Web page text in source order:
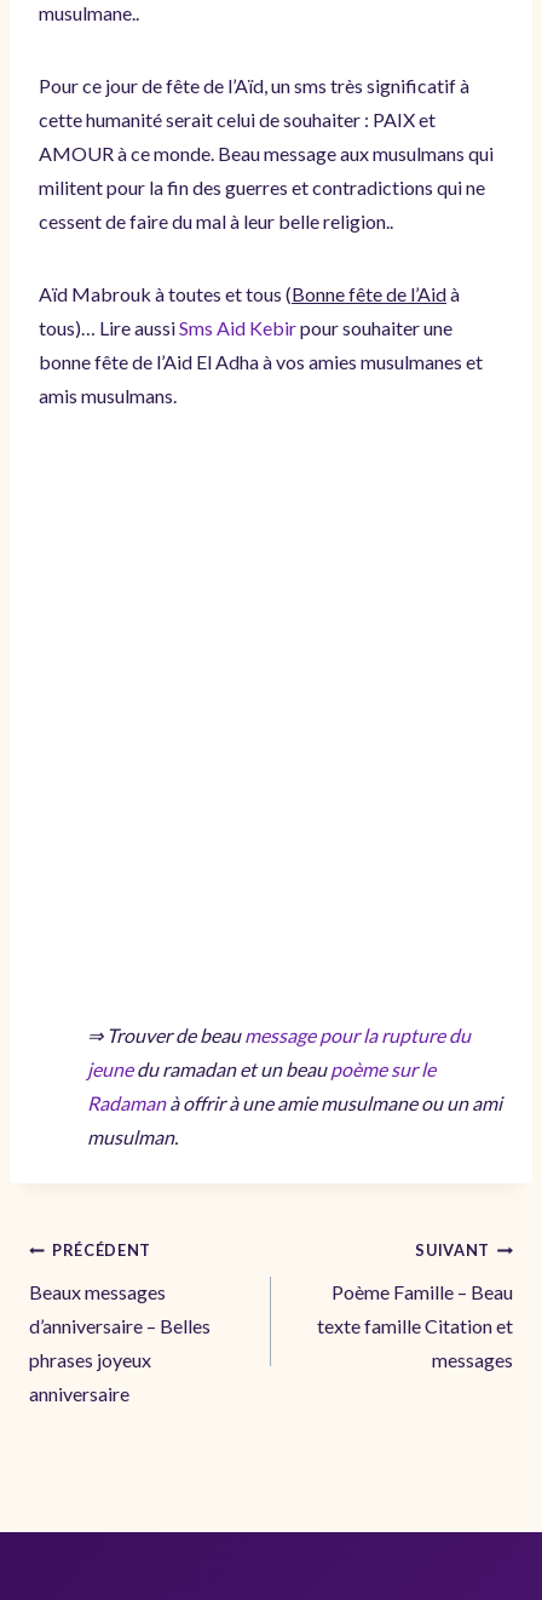
musulmane..
Pour ce jour de fête de l’Aïd, un sms très significatif à
cette humanité serait celui de souhaiter : PAIX et
AMOUR à ce monde. Beau message aux musulmans qui
militent pour la fin des guerres et contradictions qui ne
cessent de faire du mal à leur belle religion..
Aïd Mabrouk à toutes et tous (Bonne fête de l’Aidà
tous)… Lire aussiSms Aid Kebirpour souhaiter une
bonne fête de l’Aid El Adha à vos amies musulmanes et
amis musulmans.
⇒ Trouver de beaumessage pour la rupture du
jeunedu ramadan et un beaupoème sur le
Radamanà offrir à une amie musulmane ou un ami
musulman.
Navigation
de
l’article
PRÉCÉDENT
Beaux messages
d’anniversaire – Belles
phrases joyeux
anniversaire
SUIVANT
Poème Famille – Beau
texte famille Citation et
messages